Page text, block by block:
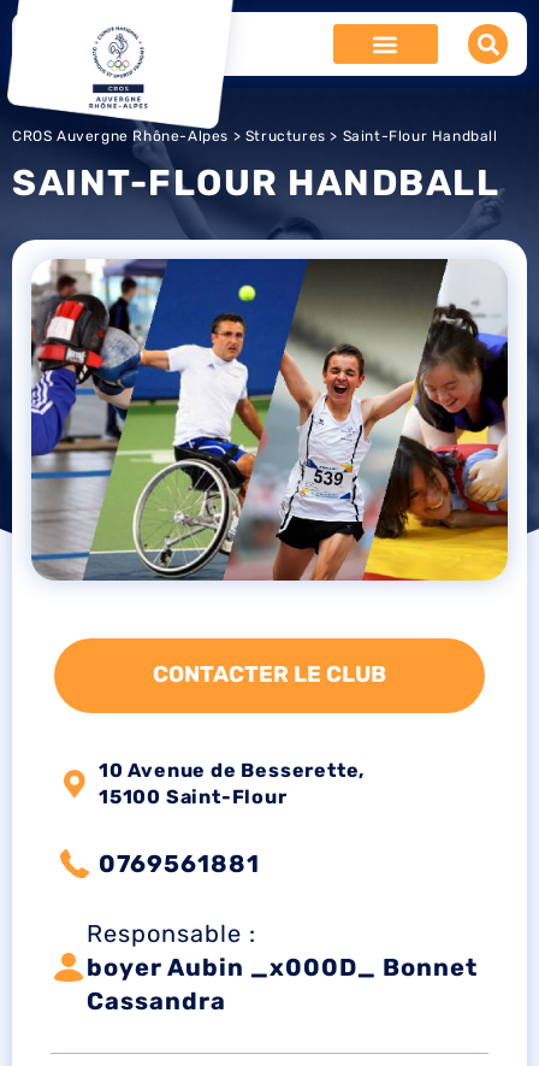
CROS Auvergne Rhône-Alpes > Structures > Saint-Flour Handball
SAINT-FLOUR HANDBALL
CONTACTER LE CLUB
10 Avenue de Besserette,
15100 Saint-Flour
0769561881
Responsable :
boyer Aubin _x000D_ Bonnet
Cassandra